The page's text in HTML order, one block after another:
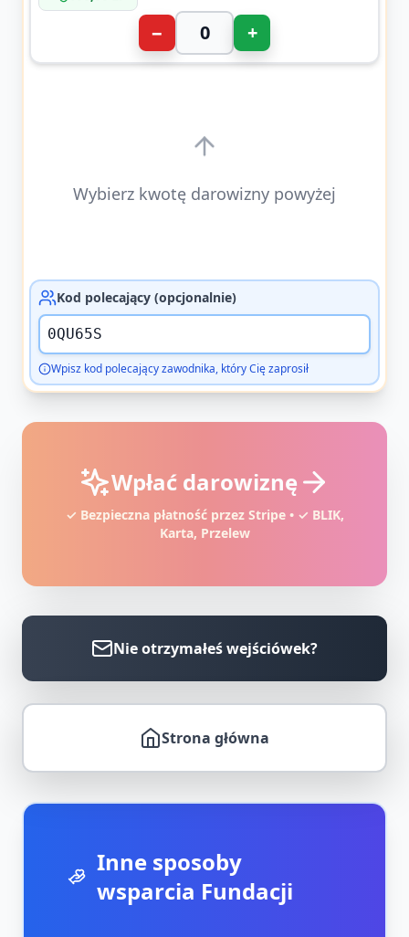
− +
Wybierz kwotę darowizny powyżej
Kod polecający (opcjonalnie)
Wpisz kod polecający zawodnika, który Cię zaprosił
Wpłać darowiznę
✓ Bezpieczna płatność przez Stripe • ✓ BLIK,
Karta, Przelew
Nie otrzymałeś wejściówek?
Strona główna
Inne sposoby
wsparcia Fundacji